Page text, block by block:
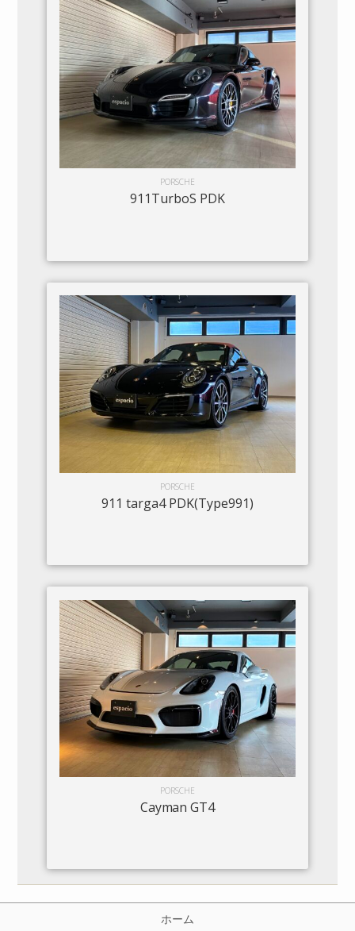
PORSCHE
911TurboS PDK
PORSCHE
911 targa4 PDK(Type991)
PORSCHE
Cayman GT4
ホーム